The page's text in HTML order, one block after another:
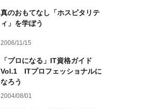
真のおもてなし「ホスピタリテ
ィ」を学ぼう
2006/11/15
「プロになる」IT資格ガイド
Vol.1 ITプロフェッショナルに
なろう
2004/08/01